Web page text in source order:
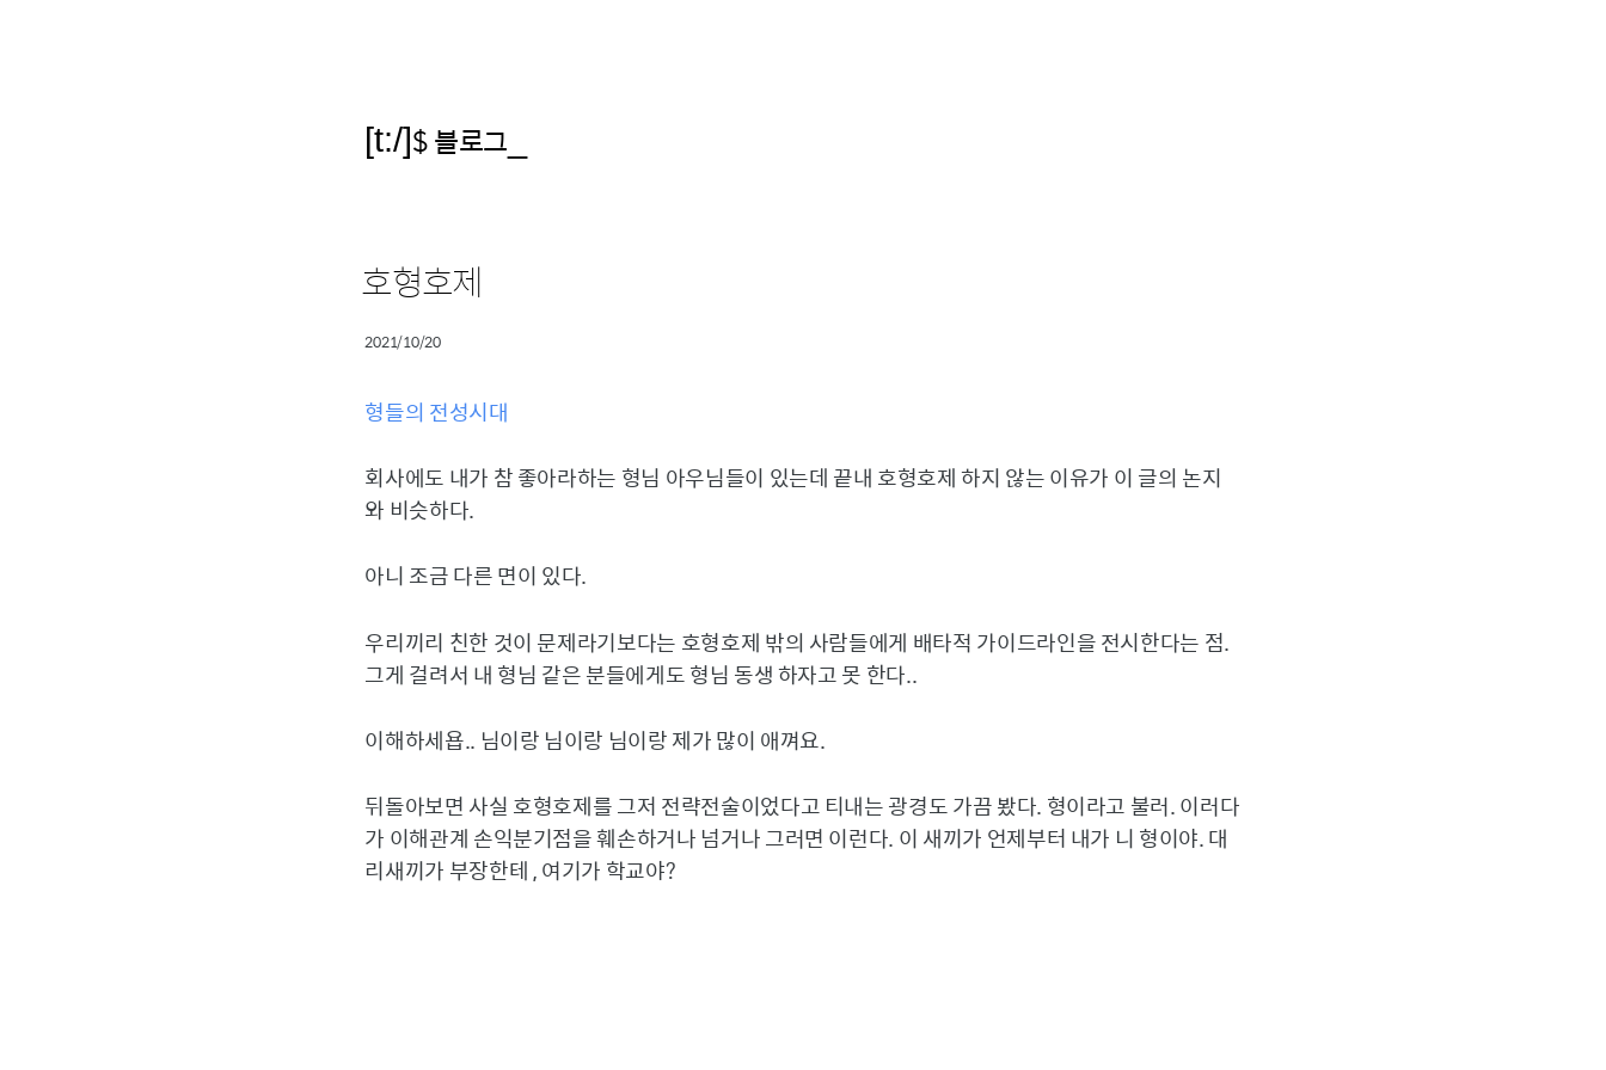
[t:/]$ 블로그
호형호제
2021/10/20
형들의 전성시대
회사에도 내가 참 좋아라하는 형님 아우님들이 있는데 끝내 호형호제 하지 않는 이유가 이 글의 논지
와 비슷하다.
아니 조금 다른 면이 있다.
우리끼리 친한 것이 문제라기보다는 호형호제 밖의 사람들에게 배타적 가이드라인을 전시한다는 점.
그게 걸려서 내 형님 같은 분들에게도 형님 동생 하자고 못 한다..
이해하세욥.. 님이랑 님이랑 님이랑 제가 많이 애껴요.
뒤돌아보면 사실 호형호제를 그저 전략전술이었다고 티내는 광경도 가끔 봤다. 형이라고 불러. 이러다
가 이해관계 손익분기점을 훼손하거나 넘거나 그러면 이런다. 이 새끼가 언제부터 내가 니 형이야. 대
리새끼가 부장한테 , 여기가 학교야?